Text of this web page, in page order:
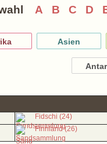
A B C D
Asien
Fidschi (24)
Finnland (26)